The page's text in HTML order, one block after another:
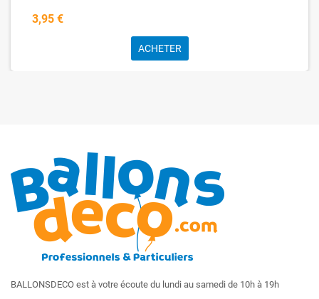
3,95 €
ACHETER
BALLONSDECO est à votre écoute du lundi au samedi de 10h à 19h